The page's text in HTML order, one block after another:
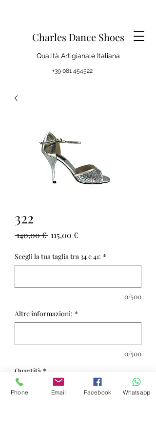
Charles Dance Shoes
Qualità Artigianale Italiana
+39 081 454522
322
140,00 € Prezzo
115,00 €Prezzo
Scegli la tua taglia tra 34 e 41: *
0/500
Altre informazioni: *
0/500
Quantità *
Phone Email Facebook Whatsapp